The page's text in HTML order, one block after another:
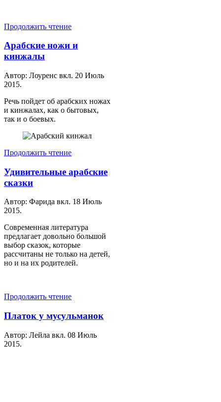
Продолжить чтение
Арабские ножи и
кинжалы
Автор: Лоуренс вкл. 20 Июль
2015.
Речь пойдет об арабских ножах
и кинжалах, как о бытовых,
так и о боевых.
Продолжить чтение
Удивительные арабские
сказки
Автор: Фарида вкл. 18 Июль
2015.
Современная литература
предлагает довольно большой
выбор сказок, которые
рассчитаны не только на детей,
но и на их родителей.
Продолжить чтение
Платок у мусульманок
Автор: Лейла вкл. 08 Июль
2015.